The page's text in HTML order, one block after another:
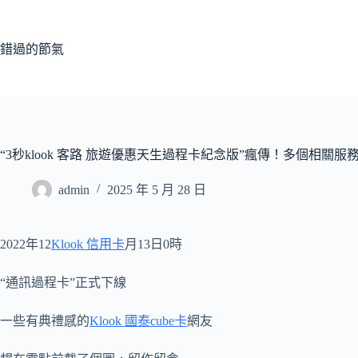
主
錯過的節氣
​“3秒klook 客路 旅遊優惠天生過程卡紀念版”瘋傳！多個相關服
admin 2025 年 5 月 28 日
2022年12Klook 信用卡月13日0時
“通訊過程卡”正式下線
一些有典禮感的Klook 國泰cube卡網友